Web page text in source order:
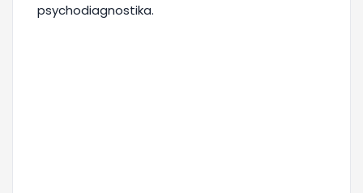
psychodiagnostika.